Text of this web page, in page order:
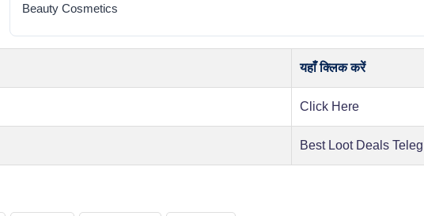
Beauty Cosmetics
यहाँ क्लिक करें
Click Here
Best Loot Deals